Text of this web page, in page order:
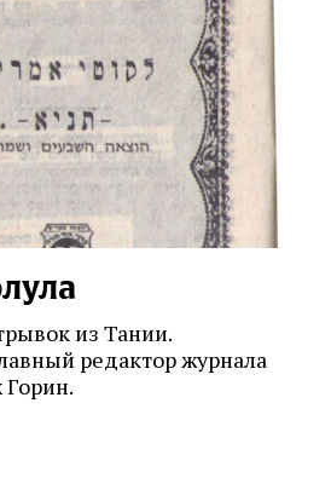
из Тании.
редактор журнала
Горин.